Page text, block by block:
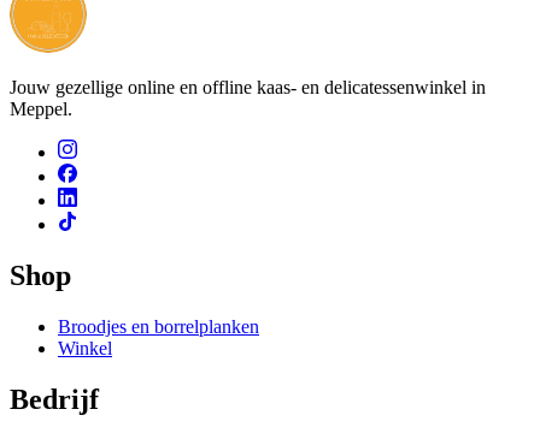
Jouw gezellige online en offline kaas- en delicatessenwinkel in
Meppel.
Shop
Broodjes en borrelplanken
Winkel
Bedrijf